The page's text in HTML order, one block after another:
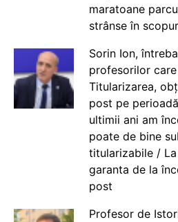
maratoane
strânse în
Sorin Ion,
profesorilor
Titularizarea,
post pe
ultimii ani am
poate de bine
titularizabile /
garanta de la
post
Profesor de